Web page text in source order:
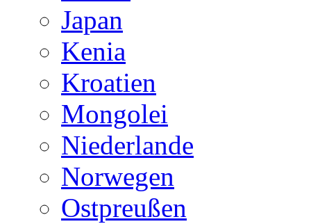
Japan
Kenia
Kroatien
Mongolei
Niederlande
Norwegen
Ostpreußen